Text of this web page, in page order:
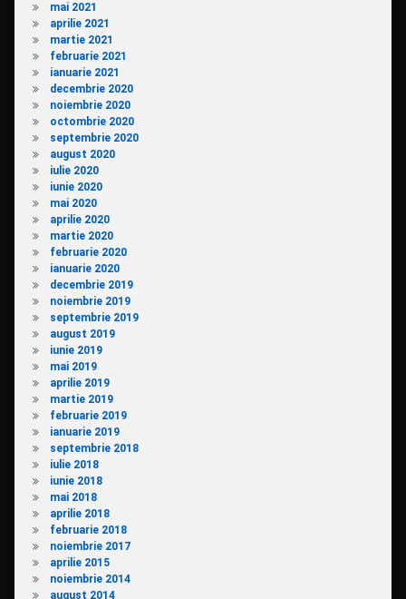
mai 2021
aprilie 2021
martie 2021
februarie 2021
ianuarie 2021
decembrie 2020
noiembrie 2020
octombrie 2020
septembrie 2020
august 2020
iulie 2020
iunie 2020
mai 2020
aprilie 2020
martie 2020
februarie 2020
ianuarie 2020
decembrie 2019
noiembrie 2019
septembrie 2019
august 2019
iunie 2019
mai 2019
aprilie 2019
martie 2019
februarie 2019
ianuarie 2019
septembrie 2018
iulie 2018
iunie 2018
mai 2018
aprilie 2018
februarie 2018
noiembrie 2017
aprilie 2015
noiembrie 2014
august 2014